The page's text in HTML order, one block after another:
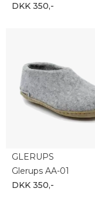
DKK 350,-
GLERUPS
Glerups AA-01
DKK 350,-